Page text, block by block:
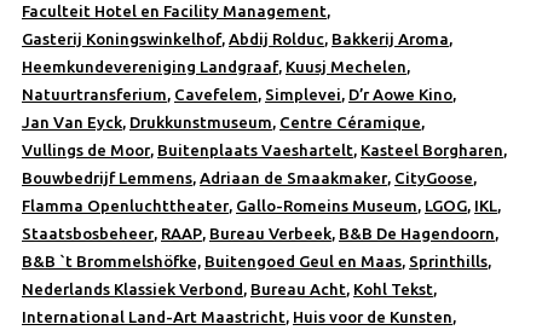
Faculteit Hotel en Facility Management,
Gasterij Koningswinkelhof, Abdij Rolduc, Bakkerij Aroma,
Heemkundevereniging Landgraaf, Kuusj Mechelen,
Natuurtransferium, Cavefelem, Simplevei, D’r Aowe Kino,
Jan Van Eyck, Drukkunstmuseum, Centre Céramique,
Vullings de Moor, Buitenplaats Vaeshartelt, Kasteel Borgharen,
Bouwbedrijf Lemmens, Adriaan de Smaakmaker, CityGoose,
Flamma Openluchttheater, Gallo-Romeins Museum, LGOG, IKL,
Staatsbosbeheer, RAAP, Bureau Verbeek, B&B De Hagendoorn,
B&B `t Brommelshöfke, Buitengoed Geul en Maas, Sprinthills,
Nederlands Klassiek Verbond , Bureau Acht, Kohl Tekst,
International Land-Art Maastricht, Huis voor de Kunsten,